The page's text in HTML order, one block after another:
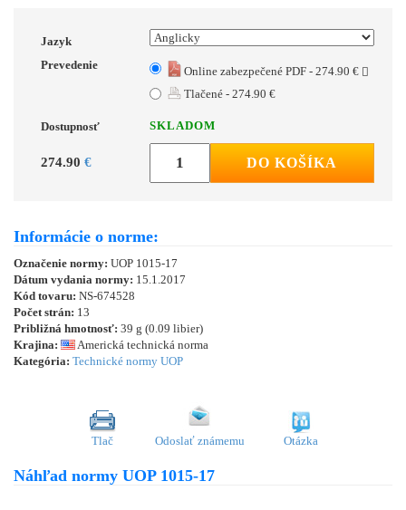
Jazyk
Prevedenie
Online zabezpečené PDF - 274.90 €
Tlačené - 274.90 €
Dostupnosť SKLADOM
274.90 € DO KOŠÍKA
Informácie o norme:
Označenie normy: UOP 1015-17
Dátum vydania normy: 15.1.2017
Kód tovaru: NS-674528
Počet strán: 13
Približná hmotnosť: 39 g (0.09 libier)
Krajina:
Americká technická norma
Kategória: Technické normy UOP
Tlač Odoslať známemu Otázka
Náhľad normy UOP 1015-17